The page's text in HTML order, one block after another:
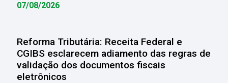
07/08/2026
Reforma Tributária: Receita Federal e
CGIBS esclarecem adiamento das regras de
validação dos documentos fiscais
eletrônicos